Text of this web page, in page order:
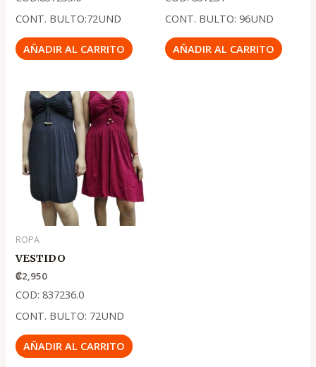
CONT. BULTO:72UND
AÑADIR AL CARRITO
CONT. BULTO: 96UND
AÑADIR AL CARRITO
ROPA
VESTIDO
₡2,950
COD: 837236.0
CONT. BULTO: 72UND
AÑADIR AL CARRITO